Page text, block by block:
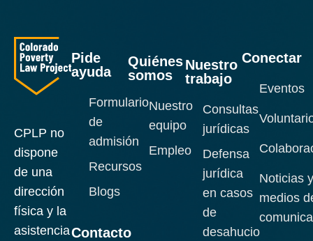
CPLP no
dispone
de una
dirección
física y la
asistencia
Pide
ayuda
Formulario
de
admisión
Recursos
Blogs
Contacto
Quiénes
somos
Nuestro
equipo
Empleo
Nuestro
trabajo
Consultas
jurídicas
Defensa
jurídica
en casos
de
desahucio
Conectar
Eventos
Noticias
medios